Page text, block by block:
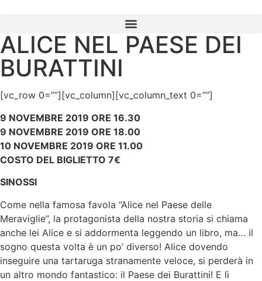
ALICE NEL PAESE DEI
BURATTINI
[vc_row 0=””][vc_column][vc_column_text 0=””]
9 NOVEMBRE 2019 ORE 16.30
9 NOVEMBRE 2019 ORE 18.00
10 NOVEMBRE 2019 ORE 11.00
COSTO DEL BIGLIETTO 7€
SINOSSI
Come nella famosa favola “Alice nel Paese delle
Meraviglie”, la protagonista della nostra storia si chiama
anche lei Alice e si addormenta leggendo un libro, ma… il
sogno questa volta è un po’ diverso! Alice dovendo
inseguire una tartaruga stranamente veloce, si perderà in
un altro mondo fantastico: il Paese dei Burattini! E lì